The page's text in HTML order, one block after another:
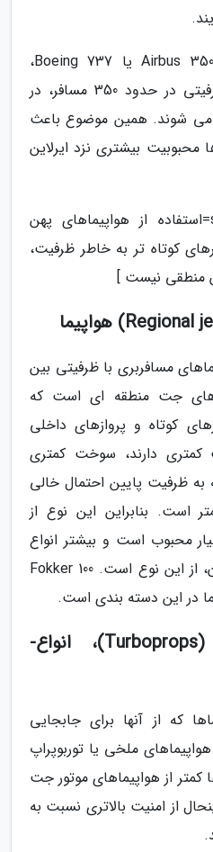
این هواپیماها مانند Airbus 350-1000 یا Boeing 737،
عرض کمتری دارند و با ظرفیتی در حدود 350 مسافر، در
می شوند. همین موضوع باعث
محبوبیت بیشتری نزد ایرلاین
[sc name=highlight text=استفاده از هواپیماهای پهن
کوتاه تر به خاطر ظرفیت،
منطقی نیست ]
مسافربری با ظرفیتی بین
هواپیماهای جت منطقه ای است که
کوتاه و پروازهای داخلی
کمتری دارند، سوخت کمتری
ظرفیت پایین احتمال خالی
است. بنابراین این نوع از
محبوب است و بیشتر انواع
هواپیمای مسافربری در ایران، از این نوع است. Fokker 100
در این دسته بندی است.
هواپیماهای ملخی (Turboprops)، انواع-
که از آنها برای جابجایی
ملخی یا توربوپراپ
کمتر از هواپیماهای موتور جت
از امنیت بالاتری نسبت به